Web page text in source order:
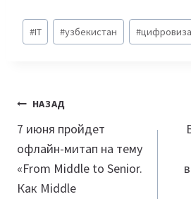
Метки
записи:
#IT #узбекистан #
Навигация
по
записям
НАЗАД
7 июня пройдет
офлайн-митап на тему
«From Middle to Senior.
Как Middle